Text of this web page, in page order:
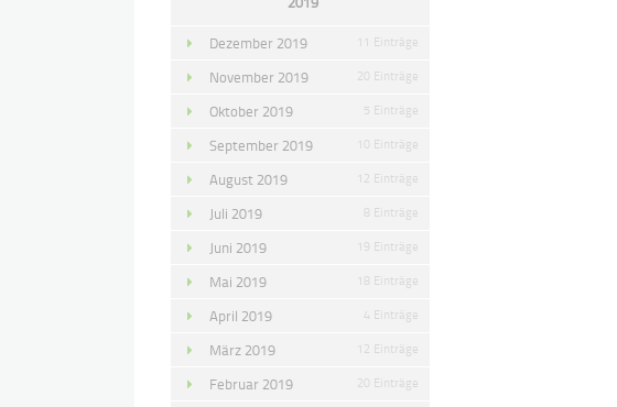
Dezember 2019 11 Einträge
November 2019 20 Einträge
Oktober 2019 5 Einträge
September 2019 10 Einträge
August 2019 12 Einträge
Juli 2019 8 Einträge
Juni 2019 19 Einträge
Mai 2019 18 Einträge
April 2019 4 Einträge
März 2019 12 Einträge
Februar 2019 20 Einträge